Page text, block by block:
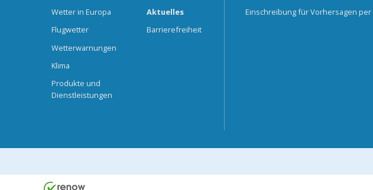
Wetter in Europa
Flugwetter
Wetterwarnungen
Klima
Produkte und
Dienstleistungen
Aktuelles
Barrierefreiheit
Einschreibung für Vorhersagen per